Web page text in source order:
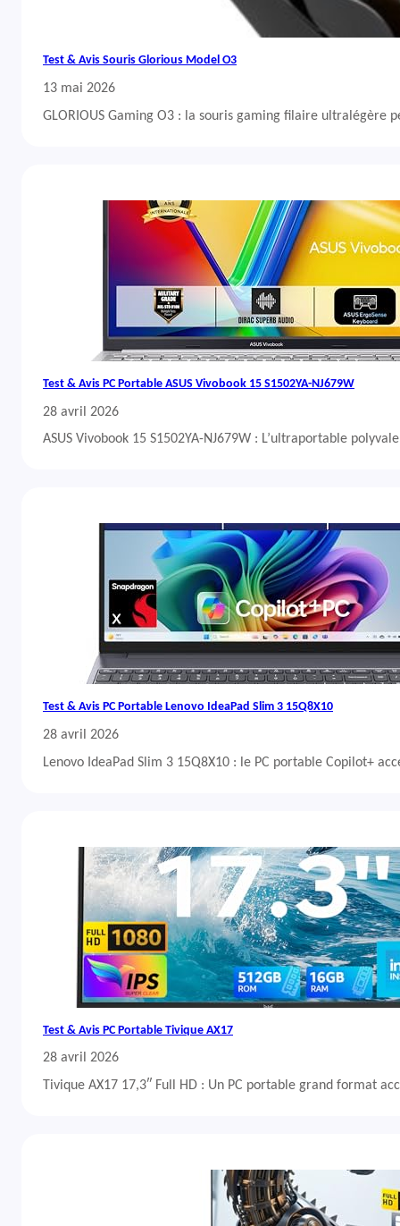
Test & Avis Souris Glorious Model O3
13 mai 2026
GLORIOUS Gaming O3 : la souris gaming filaire ultralégère
Test & Avis PC Portable ASUS Vivobook 15 S1502YA-NJ679W
28 avril 2026
ASUS Vivobook 15 S1502YA-NJ679W : L’ultraportable
Test & Avis PC Portable Lenovo IdeaPad Slim 3 15Q8X10
28 avril 2026
Lenovo IdeaPad Slim 3 15Q8X10 : le PC portable Copilot+
Test & Avis PC Portable Tivique AX17
28 avril 2026
Tivique AX17 17,3″ Full HD : Un PC portable grand format